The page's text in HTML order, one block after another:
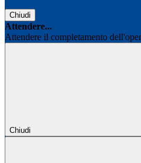
Chiudi
Attendere...
Attendere il completamento
Chiudi